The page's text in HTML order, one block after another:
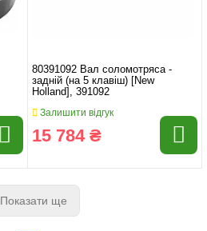
80391092 Вал соломотряса -
задній (на 5 клавіш) [New
Holland], 391092
Залишити відгук
15 784 ₴
Показати ще